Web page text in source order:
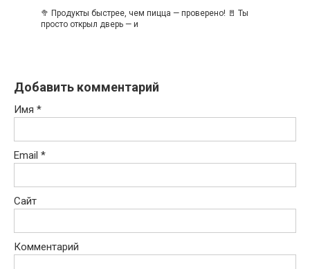
🥦 Продукты быстрее, чем пицца — проверено! 🚪 Ты
просто открыл дверь — и
Добавить комментарий
Имя *
Email *
Сайт
Комментарий